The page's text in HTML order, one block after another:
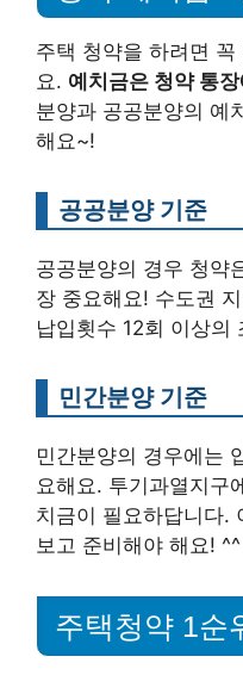
주택 청약을 하려면
요. 예치금은 청약 통
분양과 공공분양의 예
해요~!
공공분양 기준
공공분양의 경우 청약
장 중요해요! 수도권
납입횟수 12회 이상의
민간분양 기준
민간분양의 경우에는
요해요. 투기과열지구
치금이 필요하답니다.
보고 준비해야 해요! ^^
주택청약 1순